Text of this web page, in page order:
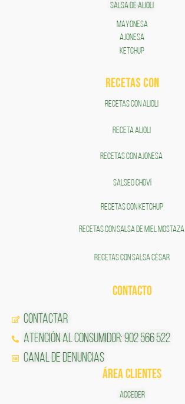
SALSA DE ALIOLI
MAYONESA
AJONESA
KETCHUP
RECETAS COn
RECETAS CON ALIOLI
RECETA ALIOLI
RECETAS CON AJONESA
SALSEO CHOVÍ
RECETAS CON KETCHUP
RECETAS CON SALSA DE MIEL MOSTAZA
RECETAS CON SALSA CÉSAR
CONTACTO
Contactar
Atención al Consumidor: 902 566 522
Canal de Denuncias
ÁREA CLIENTES
ACCEDER